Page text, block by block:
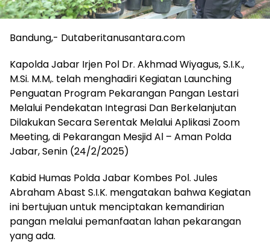
Bandung,- Dutaberitanusantara.com
Kapolda Jabar Irjen Pol Dr. Akhmad Wiyagus, S.I.K.,
M.Si. M.M,. telah menghadiri Kegiatan Launching
Penguatan Program Pekarangan Pangan Lestari
Melalui Pendekatan Integrasi Dan Berkelanjutan
Dilakukan Secara Serentak Melalui Aplikasi Zoom
Meeting, di Pekarangan Mesjid Al – Aman Polda
Jabar, Senin (24/2/2025)
Kabid Humas Polda Jabar Kombes Pol. Jules
Abraham Abast S.I.K. mengatakan bahwa Kegiatan
ini bertujuan untuk menciptakan kemandirian
pangan melalui pemanfaatan lahan pekarangan
yang ada.